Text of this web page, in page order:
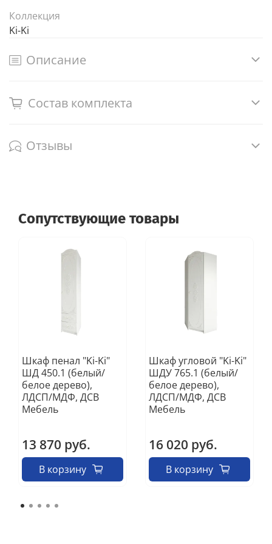
Коллекция
Ki-Ki
Описание
Состав комплекта
Отзывы
Сопутствующие товары
Шкаф пенал "Ki-Ki"
ШД 450.1 (белый/
белое дерево),
ЛДСП/МДФ, ДСВ
Мебель
13 870 руб.
В корзину
Шкаф угловой "Ki-Ki"
ШДУ 765.1 (белый/
белое дерево),
ЛДСП/МДФ, ДСВ
Мебель
16 020 руб.
В корзину